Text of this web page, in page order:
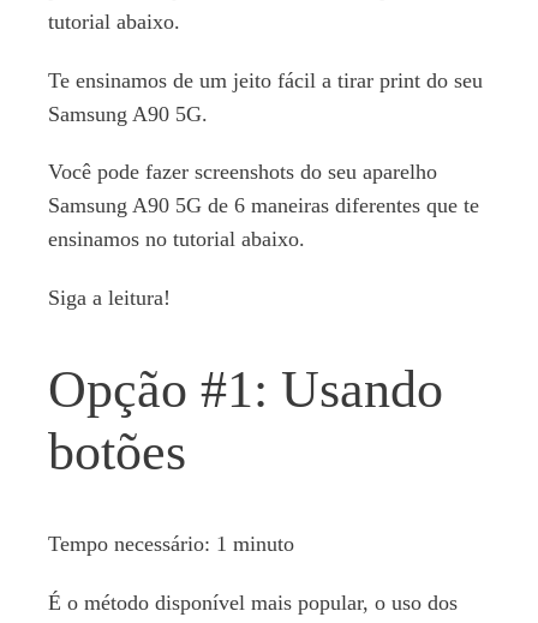
tutorial abaixo.
Te ensinamos de um jeito fácil a tirar print do seu
Samsung A90 5G.
Você pode fazer screenshots do seu aparelho
Samsung A90 5G de 6 maneiras diferentes que te
ensinamos no tutorial abaixo.
Siga a leitura!
Opção #1: Usando
botões
Tempo necessário: 1 minuto
É o método disponível mais popular, o uso dos